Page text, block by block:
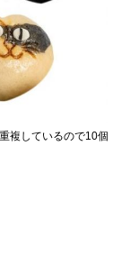
複しているので10個